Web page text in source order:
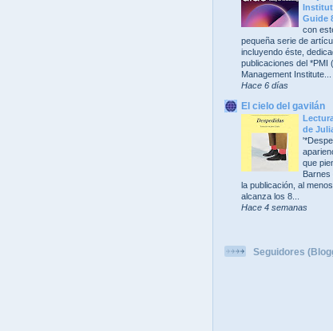
Guide
con
pequeña serie de
incluyendo éste,
publicaciones del *PMI
Management Institute...
Hace 6 días
El cielo del gavilán
de
que
Barnes
la publicación, al
alcanza los 8...
Hace 4 semanas
Seguidores